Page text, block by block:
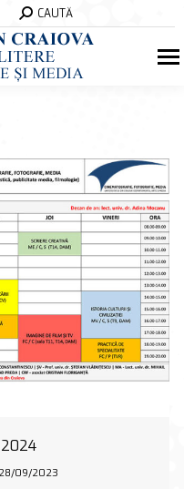
Search:CAUTĂ
2024
28/09/2023